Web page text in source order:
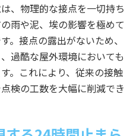
、物理的な接点を一切持ち
雨や泥、埃の影響を極めて
。接点の露出がないため、
過酷な屋外環境においても
。これにより、従来の接触
検の工数を大幅に削減でき